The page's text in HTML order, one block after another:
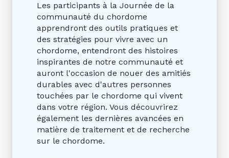
Les participants à la Journée de la
communauté du chordome
apprendront des outils pratiques et
des stratégies pour vivre avec un
chordome, entendront des histoires
inspirantes de notre communauté et
auront l'occasion de nouer des amitiés
durables avec d'autres personnes
touchées par le chordome qui vivent
dans votre région. Vous découvrirez
également les dernières avancées en
matière de traitement et de recherche
sur le chordome.